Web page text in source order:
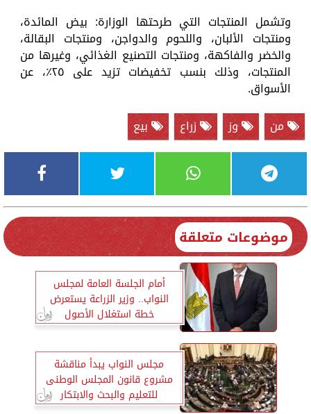
وتشمل المنتجات التي طرحتها الوزارة: بيض المائدة،
ومنتجات الألبان، واللحوم والدواجن، ومنتجات البقالة،
والخضر والفاكهة، ومنتجات التصنيع الغذائي، وغيرها من
المنتجات، وذلك بنسب تخفيضات تزيد على ٢٥٪، عن
الأسواق.
من
وز زراع بيع
موضوعات متعلقة
أمام الجلسة العامة لمجلس
النواب.. وزير الزراعة يستعرض
خطة استغلال الأصول
مجلس النواب يبدأ مناقشة
مشروع قانون المجلس الوطنى
للتعليم والبحث والابتكار